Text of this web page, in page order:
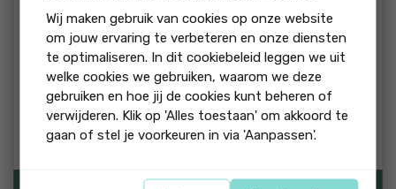
beoordeling:
Ze zijn heel erg klantgericht en ook meteen aanspreekbaar
bij vragen. Ze zitten er goed bovenop, denken actief mee.
Nemen overal de tijd voor en informeren je heel goed. Ze
geven echt het gevoel dat je belangrijk bent. Ze gaan
ervoor om een mooi resultaat te behalen.
Wij maken gebruik van cookies op onze website
om jouw ervaring te verbeteren en onze diensten
te optimaliseren. In dit cookiebeleid leggen we uit
welke cookies we gebruiken, waarom we deze
gebruiken en hoe jij de cookies kunt beheren of
verwijderen. Klik op 'Alles toestaan' om akkoord te
gaan of stel je voorkeuren in via 'Aanpassen'.